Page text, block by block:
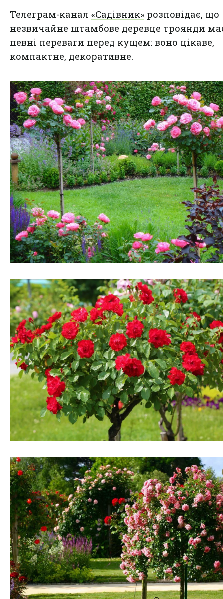
Телеграм-канал «Садівник» розповідає, що
незвичайне штамбове деревце троянди
певні переваги перед кущем: воно цікаве,
компактне, декоративне.